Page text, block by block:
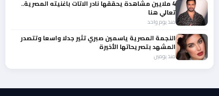
4 ملايين مشاهدة يحققها نادر الاتات باغنيته المصرية..
تعالي هنا
منذ يوم واحد
النجمة المصرية ياسمين صبري تثير جدلا واسعا وتتصدر
المشهد بتصريحاتها الأخيرة
منذ يومين